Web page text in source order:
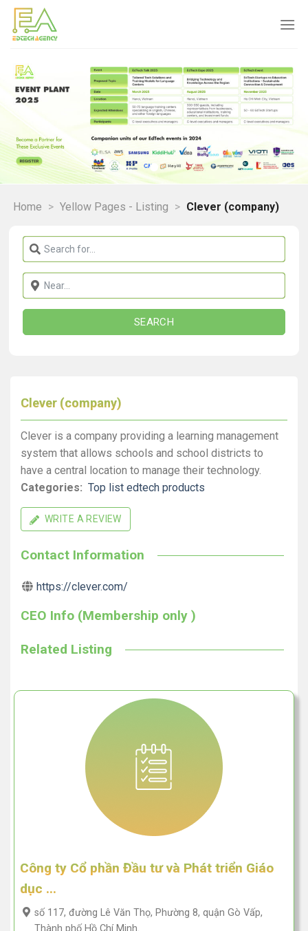
Skip
content
Home > Yellow Pages - Listing > Clever (company)
SEARCH
Clever (company)
Clever is a company providing a learning management
system that allows schools and school districts to
have a central location to manage their technology.
Categories: Top list edtech products
WRITE A REVIEW
Contact Information
https://clever.com/
CEO Info (Membership only )
Related Listing
Công ty Cổ phần Đầu tư và Phát triển Giáo
dục ...
số 117, đường Lê Văn Thọ, Phường 8, quận Gò Vấp,
Thành phố Hồ Chí Minh.